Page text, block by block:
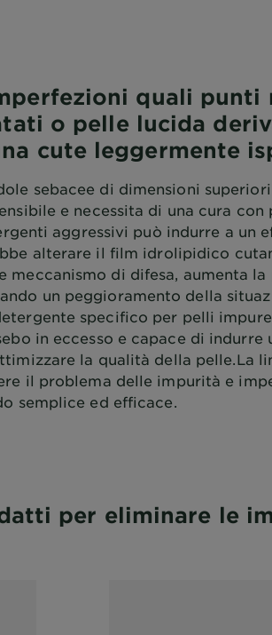
quali punti
o pelle lucida
cute leggermente
sebacee di dimensioni
e necessita di una cura
aggressivi può indurre a un
alterare il film idrolipidico
meccanismo di difesa, aumenta
un peggioramento della
specifico per pelli
in eccesso e capace di indurre
la qualità della pelle.La
il problema delle impurità e
semplice ed efficace.
per eliminare le